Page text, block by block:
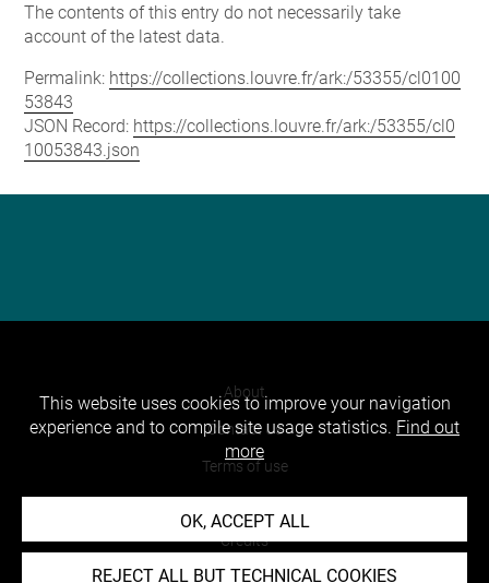
The contents of this entry do not necessarily take
account of the latest data.
Permalink: https://collections.louvre.fr/ark:/53355/cl0100
53843
JSON Record: https://collections.louvre.fr/ark:/53355/cl0
10053843.json
About
Contact Us
Terms of use
Cookies
Credits
Accessibility : non compliant
This website uses cookies to improve your navigation
experience and to compile site usage statistics. Find out
more
OK, ACCEPT ALL
REJECT ALL BUT TECHNICAL COOKIES